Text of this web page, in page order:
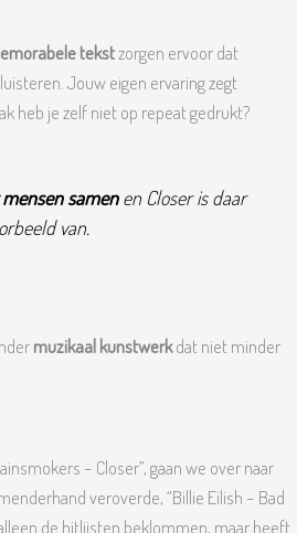
tekstzorgen ervoor dat
Jouw eigen ervaring zegt
heb je zelf niet op repeat gedrukt?
samenen Closer is daar
van.
muzikaal kunstwerkdat niet minder
– Closer”, gaan we over naar
veroverde, “Billie Eilish – Bad
de hitlijsten beklommen, maar heeft